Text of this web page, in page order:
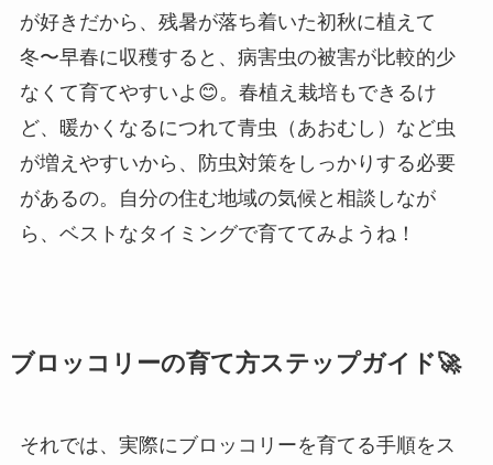
が好きだから、残暑が落ち着いた初秋に植えて
冬〜早春に収穫すると、病害虫の被害が比較的少
なくて育てやすいよ😊。春植え栽培もできるけ
ど、暖かくなるにつれて青虫（あおむし）など虫
が増えやすいから、防虫対策をしっかりする必要
があるの。自分の住む地域の気候と相談しなが
ら、ベストなタイミングで育ててみようね！
ブロッコリーの育て方ステップガイド🚀
それでは、実際にブロッコリーを育てる手順をス